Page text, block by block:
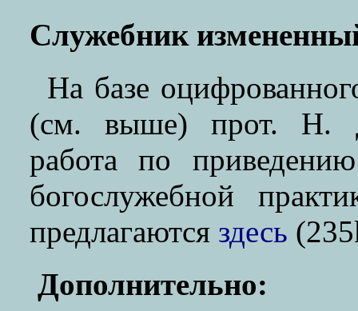
Служебник
На базе
(см. выше) прот. Н.
работа по
богослужебной
предлагаются здесь
Дополнительно: